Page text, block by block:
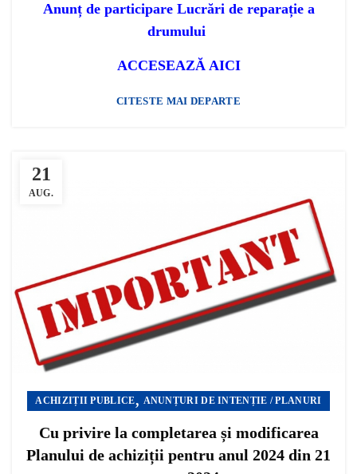
Anunț de participare Lucrări de reparație a
drumului
ACCESEAZĂ AICI
CITESTE MAI DEPARTE
21
AUG.
ACHIZIȚII PUBLICE, ANUNȚURI DE INTENȚIE / PLANURI
Cu privire la completarea și modificarea
Planului de achiziții pentru anul 2024 din 21